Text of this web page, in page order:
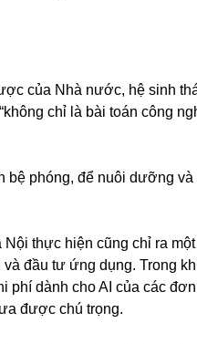
của Nhà nước, hệ sinh
chỉ là bài toán công
bệ phóng, để nuôi dưỡng và
thực hiện cũng chỉ ra một
đầu tư ứng dụng. Trong
phí dành cho AI của các
được chú trọng.